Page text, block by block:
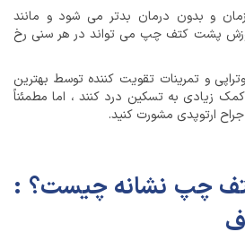
و بدون درمان بدتر می شود و مانند
پشت کتف چپ می تواند در هر سنی رخ
و تمرینات تقویت کننده توسط بهترین
زیادی به تسکین درد کنند ، اما مطمئناً
جراح ارتوپدی مشورت کنید.
چپ نشانه چیست؟ :